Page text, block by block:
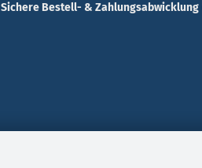
Sichere Bestell- & Zahlungsabwicklung